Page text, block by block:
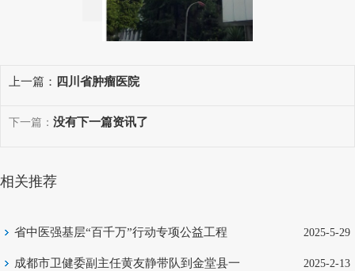
上一篇： 四川省肿瘤医院
下一篇： 没有下一篇资讯了
相关推荐
省中医强基层“百千万”行动专项公益工程
（巴中站）圆满收官
2025-5-29
成都市卫健委副主任黄友静带队到金堂县一 2025-2-13